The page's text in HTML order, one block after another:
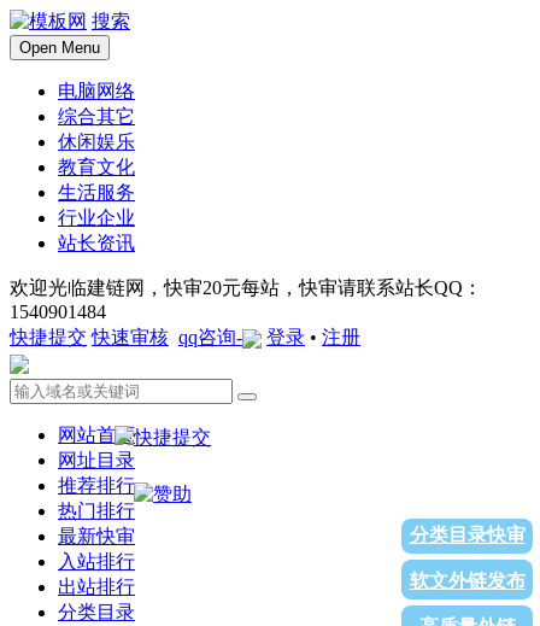
搜索
Open Menu
电脑网络
综合其它
休闲娱乐
教育文化
生活服务
行业企业
站长资讯
欢迎光临建链网，快审20元每站，快审请联系站长QQ：
1540901484
快捷提交 快速审核 qq咨询- 登录 • 注册
网站首页
网址目录
推荐排行
热门排行
最新快审
入站排行
出站排行
分类目录
分类目录快审
软文外链发布